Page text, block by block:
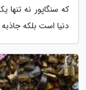
که سنگاپور نه تنها
دنیا است بلکه